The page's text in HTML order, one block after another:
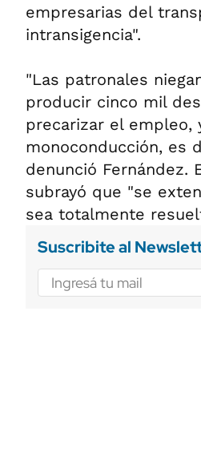
empresarias del
intransigencia".
"Las patronales
producir cinco mil
precarizar el empleo,
monoconducción, es
denunció
subrayó que "se
sea totalmente
Suscribite al